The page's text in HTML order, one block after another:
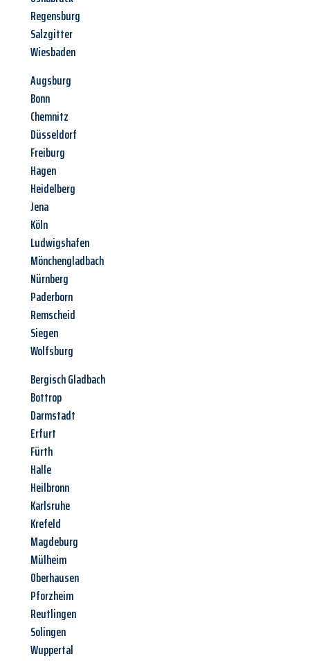
Regensburg
Salzgitter
Wiesbaden
Augsburg
Bonn
Chemnitz
Düsseldorf
Freiburg
Hagen
Heidelberg
Jena
Köln
Ludwigshafen
Mönchengladbach
Nürnberg
Paderborn
Remscheid
Siegen
Wolfsburg
Bergisch Gladbach
Bottrop
Darmstadt
Erfurt
Fürth
Halle
Heilbronn
Karlsruhe
Krefeld
Magdeburg
Mülheim
Oberhausen
Pforzheim
Reutlingen
Solingen
Wuppertal